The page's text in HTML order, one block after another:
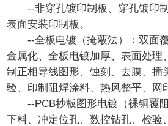
--非穿孔镀印制板、穿孔镀印制
表面安装印制板。
--全板电镀（掩蔽法）：双面覆
金属化、全板电镀加厚、表面处理
制正相导线图形、蚀刻、去膜、插
验、印制阻焊涂料、热风整平、网
--PCB抄板图形电镀（裸铜覆阻
下料、冲定位孔、数控钻孔、检验